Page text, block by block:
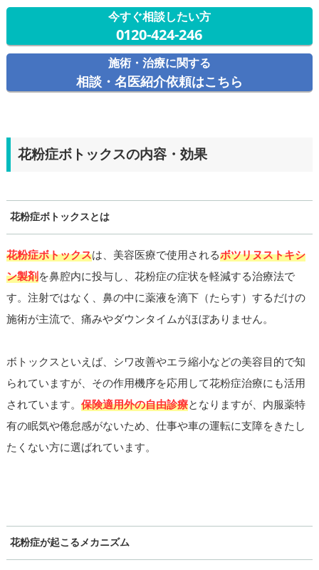
今すぐ相談したい方
0120-424-246
施術・治療に関する
相談・名医紹介依頼はこちら
花粉症ボトックスの内容・効果
花粉症ボトックスとは
花粉症ボトックスは、美容医療で使用されるボツリヌストキシ
ン製剤を鼻腔内に投与し、花粉症の症状を軽減する治療法で
す。注射ではなく、鼻の中に薬液を滴下（たらす）するだけの
施術が主流で、痛みやダウンタイムがほぼありません。
ボトックスといえば、シワ改善やエラ縮小などの美容目的で知
られていますが、その作用機序を応用して花粉症治療にも活用
されています。 保険適用外の自由診療となりますが、内服薬特
有の眠気や倦怠感がないため、仕事や車の運転に支障をきたし
たくない方に選ばれています。
花粉症が起こるメカニズム